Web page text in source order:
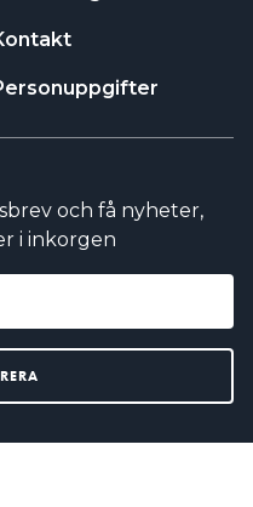
och få nyheter,
i inkorgen